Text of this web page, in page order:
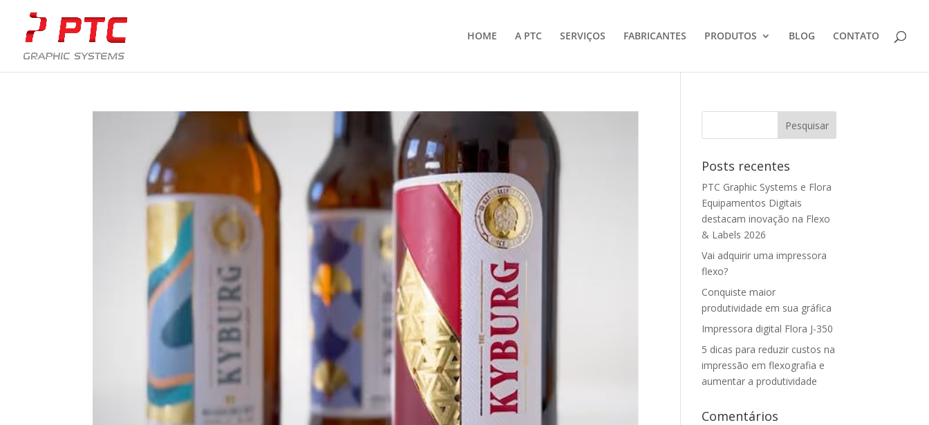
HOME A PTC SERVIÇOS FABRICANTES PRODUTOS BLOG CONTATO
Posts recentes
PTC Graphic Systems e Flora
Equipamentos Digitais
destacam inovação na Flexo
& Labels 2026
Vai adquirir uma impressora
flexo?
Conquiste maior
produtividade em sua gráfica
Impressora digital Flora J-350
5 dicas para reduzir custos na
impressão em flexografia e
aumentar a produtividade
Comentários